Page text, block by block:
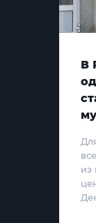
В
из